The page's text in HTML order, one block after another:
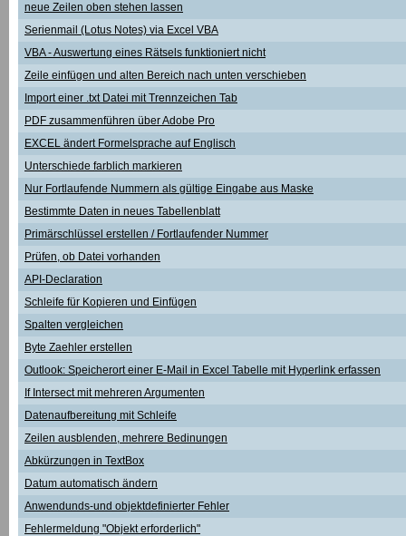
neue Zeilen oben stehen lassen
Serienmail (Lotus Notes) via Excel VBA
VBA - Auswertung eines Rätsels funktioniert nicht
Zeile einfügen und alten Bereich nach unten verschieben
Import einer .txt Datei mit Trennzeichen Tab
PDF zusammenführen über Adobe Pro
EXCEL ändert Formelsprache auf Englisch
Unterschiede farblich markieren
Nur Fortlaufende Nummern als gültige Eingabe aus Maske
Bestimmte Daten in neues Tabellenblatt
Primärschlüssel erstellen / Fortlaufender Nummer
Prüfen, ob Datei vorhanden
API-Declaration
Schleife für Kopieren und Einfügen
Spalten vergleichen
Byte Zaehler erstellen
Outlook: Speicherort einer E-Mail in Excel Tabelle mit Hyperlink erfassen
If Intersect mit mehreren Argumenten
Datenaufbereitung mit Schleife
Zeilen ausblenden, mehrere Bedinungen
Abkürzungen in TextBox
Datum automatisch ändern
Anwendunds-und objektdefinierter Fehler
Fehlermeldung "Objekt erforderlich"